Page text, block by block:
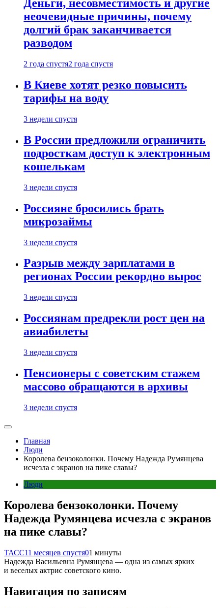
Деньги, несовместимость и другие
неочевидные причины, почему
долгий брак заканчивается
разводом
2 года спустя2 года спустя
В Киеве хотят резко повысить
тарифы на воду
3 недели спустя
В России предложили ограничить
подросткам доступ к электронным
кошелькам
3 недели спустя
Россияне бросились брать
микрозаймы
3 недели спустя
Разрыв между зарплатами в
регионах России рекордно вырос
3 недели спустя
Россиянам предрекли рост цен на
авиабилеты
3 недели спустя
Пенсионеры с советским стажем
массово обращаются в архивы
3 недели спустя
Главная
Люди
Королева бензоколонки. Почему Надежда Румянцева
исчезла с экранов на пике славы?
Люди
Королева бензоколонки. Почему
Надежда Румянцева исчезла с экранов
на пике славы?
ТАСС11 месяцев спустя01 минуты
Надежда Васильевна Румянцева — одна из самых ярких
и веселых актрис советского кино.
Навигация по записям